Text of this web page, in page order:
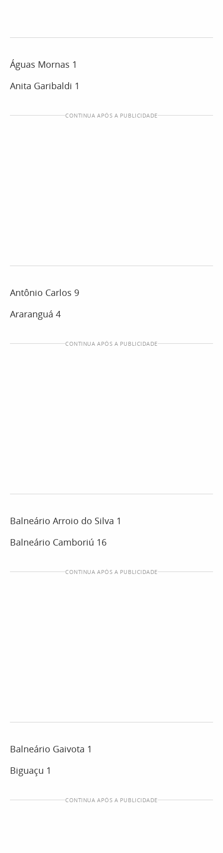
Águas Mornas 1
Anita Garibaldi 1
CONTINUA APÓS A PUBLICIDADE
Antônio Carlos 9
Araranguá 4
CONTINUA APÓS A PUBLICIDADE
Balneário Arroio do Silva 1
Balneário Camboriú 16
CONTINUA APÓS A PUBLICIDADE
Balneário Gaivota 1
Biguaçu 1
CONTINUA APÓS A PUBLICIDADE